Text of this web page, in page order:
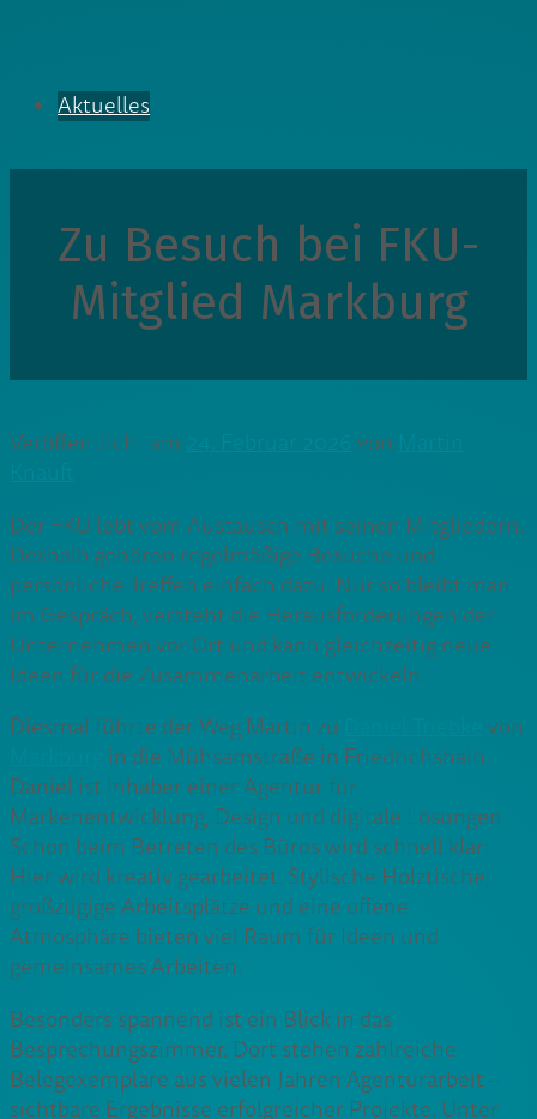
Aktuelles
Zu Besuch bei FKU-
Mitglied Markburg
Veröffentlicht am von
Der FKU lebt vom Austausch mit seinen Mitgliedern.
Deshalb gehören regelmäßige Besuche und
persönliche Treffen einfach dazu. Nur so bleibt man
im Gespräch, versteht die Herausforderungen der
Unternehmen vor Ort und kann gleichzeitig neue
Ideen für die Zusammenarbeit entwickeln.
Diesmal führte der Weg Martin zu
von
in die Mühsamstraße in Friedrichshain.
Daniel ist Inhaber einer Agentur für
Markenentwicklung, Design und digitale Lösungen.
Schon beim Betreten des Büros wird schnell klar:
Hier wird kreativ gearbeitet. Stylische Holztische,
großzügige Arbeitsplätze und eine offene
Atmosphäre bieten viel Raum für Ideen und
gemeinsames Arbeiten.
Besonders spannend ist ein Blick in das
Besprechungszimmer. Dort stehen zahlreiche
Belegexemplare aus vielen Jahren Agenturarbeit –
sichtbare Ergebnisse erfolgreicher Projekte. Unter